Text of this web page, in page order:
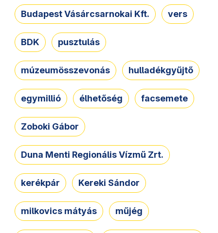
Budapest Vásárcsarnokai Kft. vers
BDK pusztulás
múzeumösszevonás hulladékgyűjtő
egymillió élhetőség facsemete
Zoboki Gábor
Duna Menti Regionális Vízmű Zrt.
kerékpár Kereki Sándor
milkovics mátyás műjég